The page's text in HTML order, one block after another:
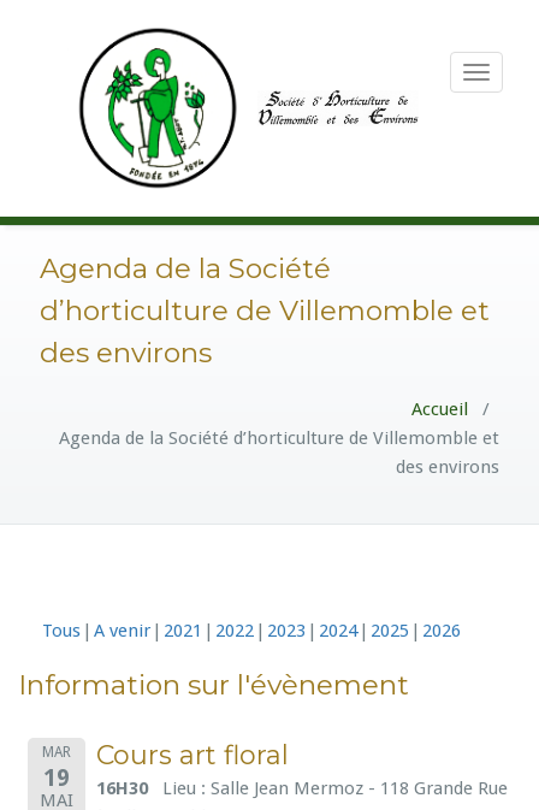
Toggle
Agenda de la Société
d’horticulture de Villemomble et
des environs
Accueil /
Agenda de la Société d’horticulture de Villemomble et
des environs
Tous A venir 2021 2022 2023 2024 2025 2026
Information sur l'évènement
MAR
19
MAI
Cours art floral
16H30
Lieu : Salle Jean Mermoz - 118 Grande Rue